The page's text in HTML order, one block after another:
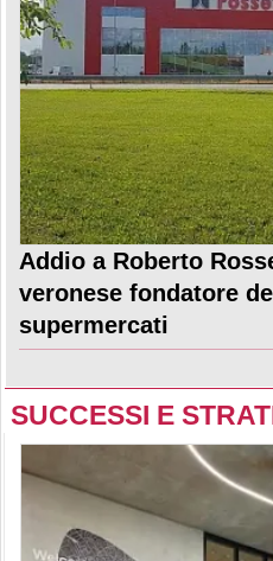
Addio a Roberto
veronese fondatore
supermercati
SUCCESSI E